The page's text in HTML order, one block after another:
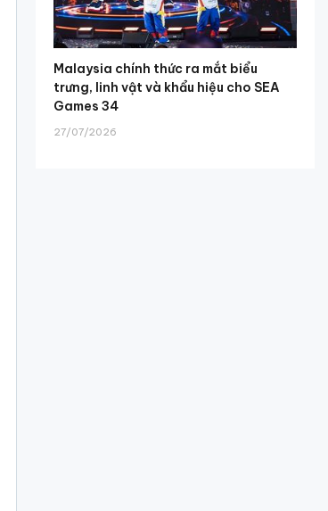
Malaysia chính thức ra mắt biểu
trưng, linh vật và khẩu hiệu cho SEA
Games 34
27/07/2026